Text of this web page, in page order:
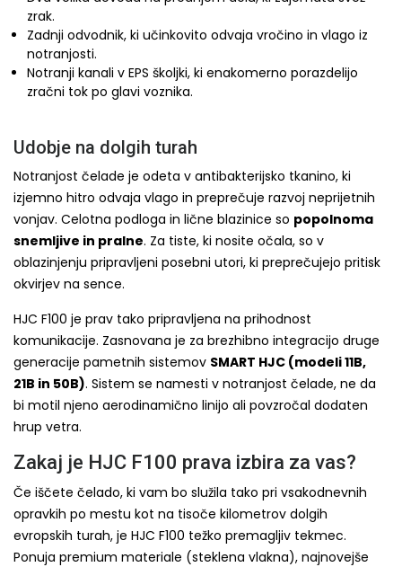
zrak.
Zadnji odvodnik, ki učinkovito odvaja vročino in vlago iz
notranjosti.
Notranji kanali v EPS školjki, ki enakomerno porazdelijo
zračni tok po glavi voznika.
Udobje na dolgih turah
Notranjost čelade je odeta v antibakterijsko tkanino, ki
izjemno hitro odvaja vlago in preprečuje razvoj neprijetnih
vonjav. Celotna podloga in lične blazinice so popolnoma
snemljive in pralne. Za tiste, ki nosite očala, so v
oblazinjenju pripravljeni posebni utori, ki preprečujejo pritisk
okvirjev na sence.
HJC F100 je prav tako pripravljena na prihodnost
komunikacije. Zasnovana je za brezhibno integracijo druge
generacije pametnih sistemov SMART HJC (modeli 11B,
21B in 50B). Sistem se namesti v notranjost čelade, ne da
bi motil njeno aerodinamično linijo ali povzročal dodaten
hrup vetra.
Zakaj je HJC F100 prava izbira za vas?
Če iščete čelado, ki vam bo služila tako pri vsakodnevnih
opravkih po mestu kot na tisoče kilometrov dolgih
evropskih turah, je HJC F100 težko premagljiv tekmec.
Ponuja premium materiale (steklena vlakna), najnovejše